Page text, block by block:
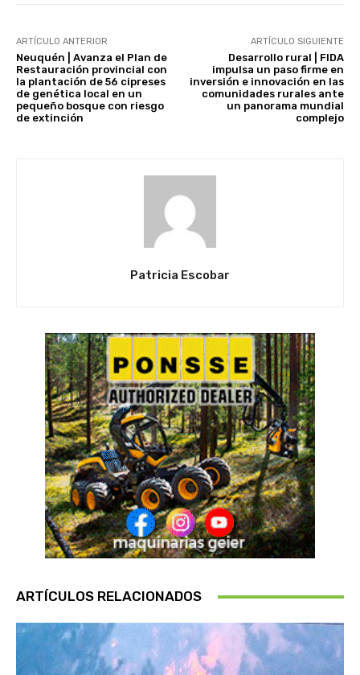
ARTÍCULO ANTERIOR
Neuquén | Avanza el Plan de
Restauración provincial con
la plantación de 56 cipreses
de genética local en un
pequeño bosque con riesgo
de extinción
ARTÍCULO SIGUIENTE
Desarrollo rural | FIDA
impulsa un paso firme en
inversión e innovación en las
comunidades rurales ante
un panorama mundial
complejo
Patricia Escobar
ARTÍCULOS RELACIONADOS